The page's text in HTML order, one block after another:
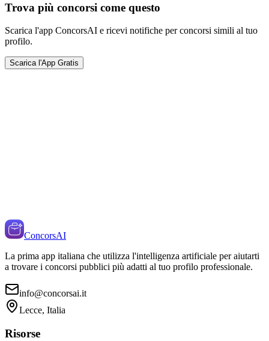
Trova più concorsi come questo
Scarica l'app ConcorsAI e ricevi notifiche per concorsi simili al tuo
profilo.
Scarica l'App Gratis
ConcorsAI
La prima app italiana che utilizza l'intelligenza artificiale per aiutarti
a trovare i concorsi pubblici più adatti al tuo profilo professionale.
info@concorsai.it
Lecce, Italia
Risorse